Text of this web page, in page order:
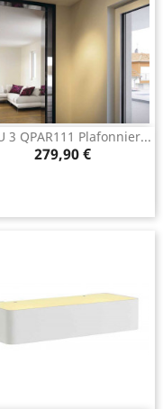
3 QPAR111 Plafonnier...
Prix
279,90 €